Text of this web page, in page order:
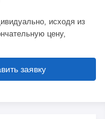
исходя из
цену,
заявку